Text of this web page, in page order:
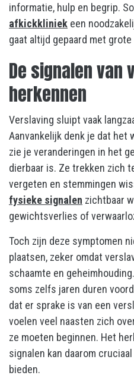
informatie, hulp en begrip.
afkickkliniek een
gaat altijd gepaard met
De signalen van
herkennen
Verslaving sluipt vaak
Aanvankelijk denk je dat het
zie je veranderingen in het
dierbaar is. Ze trekken zich
vergeten en stemmingen
fysieke signalen zichtbaar
gewichtsverlies of
Toch zijn deze symptomen
plaatsen, zeker omdat
schaamte en
soms zelfs jaren duren
dat er sprake is van een
voelen veel naasten zich
ze moeten beginnen. Het
signalen kan daarom
bieden.